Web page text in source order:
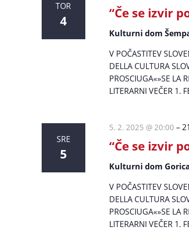
TOR
4 “Če se izvir
Kulturni dom
V POČASTITEV
DELLA CULTURA
PROSCIUGA«»SE LA
LITERARNI VEČER 1.
SRE
5 “Če se izvir
5. 2. 2025 @ 20:00 –
Kulturni dom
V POČASTITEV
DELLA CULTURA
PROSCIUGA«»SE LA
LITERARNI VEČER 1.